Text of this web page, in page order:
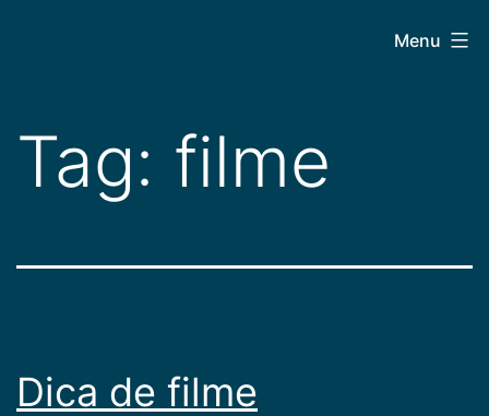
conteúdo
Menu
Tag: filme
Dica de filme